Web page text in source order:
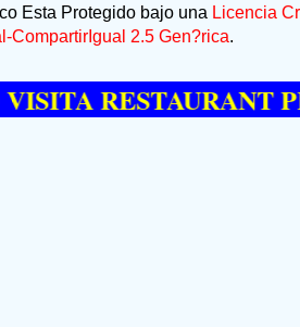
Esta Protegido bajo una Licencia
CompartirIgual 2.5 Gen?rica.